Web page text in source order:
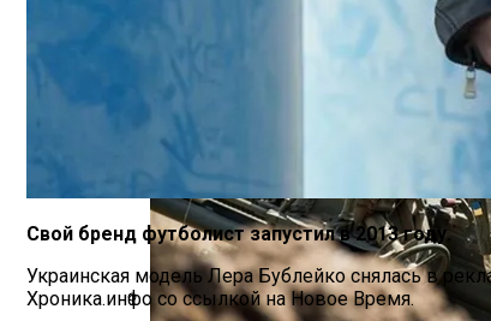
Свой бренд футболист запустил в 2013 году.
Украинская модель Лера Бублейко снялась в
Хроника.инфо со ссылкой на Новое Время.